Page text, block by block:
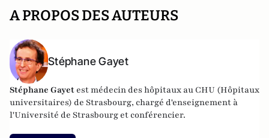
A PROPOS DES AUTEURS
Stéphane Gayet
Stéphane Gayet est médecin des hôpitaux au CHU (Hôpitaux
universitaires) de Strasbourg, chargé d'enseignement à
l'Université de Strasbourg et conférencier.